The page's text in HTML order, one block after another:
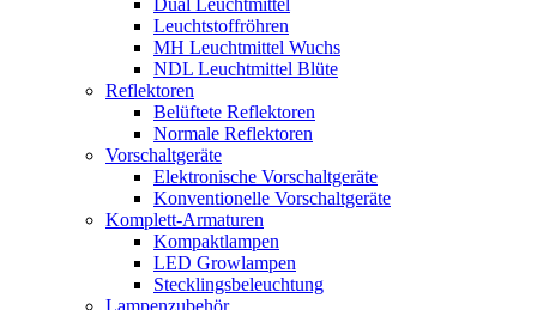
Dual Leuchtmittel
Leuchtstoffröhren
MH Leuchtmittel Wuchs
NDL Leuchtmittel Blüte
Reflektoren
Belüftete Reflektoren
Normale Reflektoren
Vorschaltgeräte
Elektronische Vorschaltgeräte
Konventionelle Vorschaltgeräte
Komplett-Armaturen
Kompaktlampen
LED Growlampen
Stecklingsbeleuchtung
Lampenzubehör